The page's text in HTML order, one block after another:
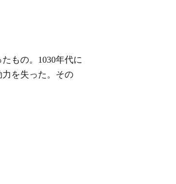
もの。1030年代に
を失った。その